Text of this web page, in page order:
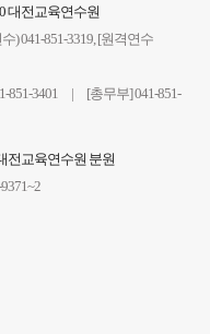
대전교육연수원
) 041-851-3319, [원격연수
851-3401 | [총무부] 041-851-
전교육연수원 분원